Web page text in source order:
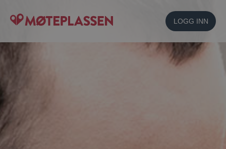
LOGG INN